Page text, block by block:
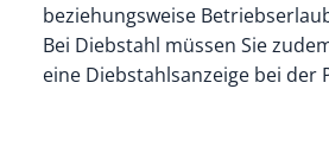
beziehungsweise
Bei Diebstahl müssen Sie
eine Diebstahlsanzeige bei der